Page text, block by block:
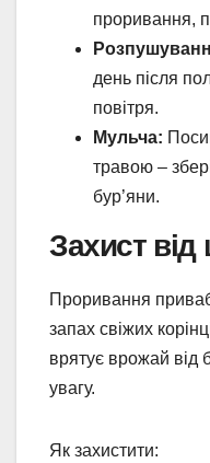
проривання,
день після
повітря.
Мульча:
травою –
бур’яни.
Захист від
Проривання
запах свіжих
врятує врожай від
увагу.
Як захистити: